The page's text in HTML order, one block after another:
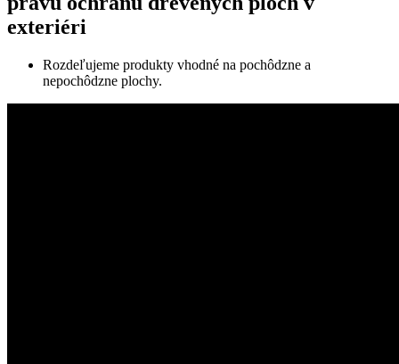
exteriéri
Rozdeľujeme produkty vhodné na pochôdzne a
nepochôdzne plochy.